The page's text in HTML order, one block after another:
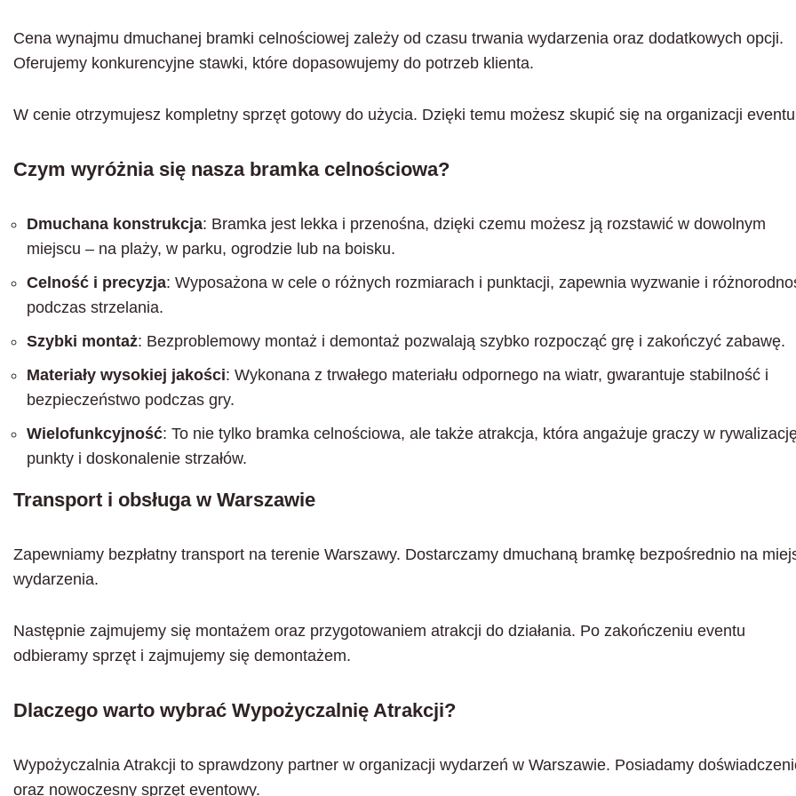
Cena wynajmu dmuchanej bramki celnościowej zależy od czasu trwania wydarzenia oraz dodatkowych opcji.
Oferujemy konkurencyjne stawki, które dopasowujemy do potrzeb klienta.
W cenie otrzymujesz kompletny sprzęt gotowy do użycia. Dzięki temu możesz skupić się na organizacji
Czym wyróżnia się nasza bramka celnościowa?
Dmuchana konstrukcja: Bramka jest lekka i przenośna, dzięki czemu możesz ją rozstawić w dowolnym
miejscu – na plaży, w parku, ogrodzie lub na boisku.
Celność i precyzja: Wyposażona w cele o różnych rozmiarach i punktacji, zapewnia wyzwanie i
podczas strzelania.
Szybki montaż: Bezproblemowy montaż i demontaż pozwalają szybko rozpocząć grę i zakończyć zabawę.
Materiały wysokiej jakości: Wykonana z trwałego materiału odpornego na wiatr, gwarantuje stabilność i
bezpieczeństwo podczas gry.
Wielofunkcyjność: To nie tylko bramka celnościowa, ale także atrakcja, która angażuje graczy w
punkty i doskonalenie strzałów.
Transport i obsługa w Warszawie
Zapewniamy bezpłatny transport na terenie Warszawy. Dostarczamy dmuchaną bramkę bezpośrednio na
wydarzenia.
Następnie zajmujemy się montażem oraz przygotowaniem atrakcji do działania. Po zakończeniu eventu
odbieramy sprzęt i zajmujemy się demontażem.
Dlaczego warto wybrać Wypożyczalnię Atrakcji?
Wypożyczalnia Atrakcji to sprawdzony partner w organizacji wydarzeń w Warszawie. Posiadamy
oraz nowoczesny sprzęt eventowy.